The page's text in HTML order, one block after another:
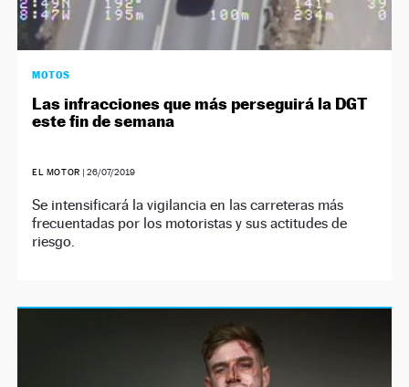
MOTOS
Las infracciones que más perseguirá la DGT
este fin de semana
EL MOTOR | 26/07/2019
Se intensificará la vigilancia en las carreteras más
frecuentadas por los motoristas y sus actitudes de
riesgo.